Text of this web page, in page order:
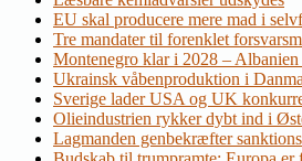
EU skal producere mere mad i
Tre mandater til forenklet
Montenegro klar i 2028 –
Ukrainsk våbenproduktion i
Sverige lader USA og UK
Olieindustrien rykker dybt ind i
Lagmanden genbekræfter